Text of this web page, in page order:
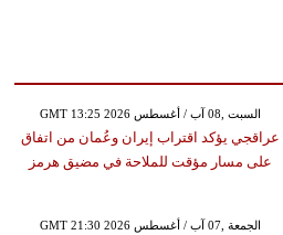
GMT 13:25 2026 السبت ,08 آب / أغسطس
عراقجي يؤكد اقتراب إيران وعُمان من اتفاق
على مسار مؤقت للملاحة في مضيق هرمز
GMT 21:30 2026 الجمعة ,07 آب / أغسطس